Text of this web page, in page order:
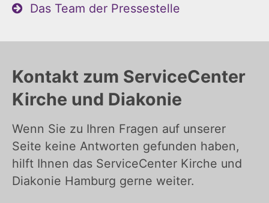
Das Team der Pressestelle
Kontakt zum ServiceCenter
Kirche und Diakonie
Wenn Sie zu Ihren Fragen auf unserer
Seite keine Antworten gefunden haben,
hilft Ihnen das ServiceCenter Kirche und
Diakonie Hamburg gerne weiter.